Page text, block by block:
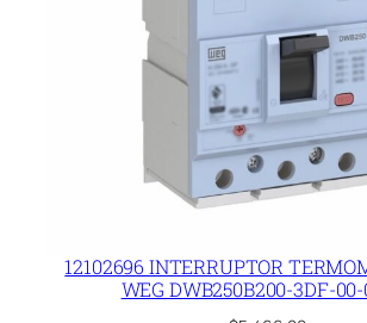
12102696 INTERRUPTOR
WEG DWB250B200-3DF-